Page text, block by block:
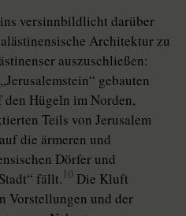
versinnbildlicht darüber
Architektur zu
auszuschließen:
gebauten
Hügeln im Norden,
Teils von Jerusalem
die ärmeren und
Dörfer und
fällt. 10 Die Kluft
Vorstellungen und der